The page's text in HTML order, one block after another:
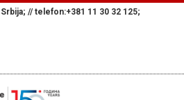
// telefon:+381 11 30 32 125;